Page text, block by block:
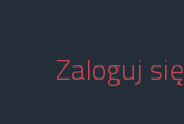
Zaloguj się